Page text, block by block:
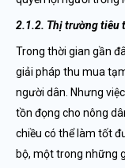
2.1.2. Thị trường tiêu
Trong thời gian gần
giải pháp thu mua
người dân. Nhưng
tồn đọng cho nông
chiều có thể làm tốt
bộ, một trong những